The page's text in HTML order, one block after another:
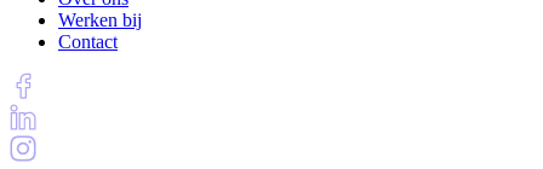
Werken bij
Contact